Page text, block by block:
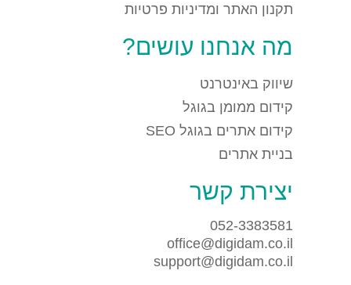
תקנון האתר ומדיניות פרטיות
מה אנחנו עושים?
שיווק באינטרנט
קידום ממומן בגוגל
קידום אתרים בגוגל SEO
בניית אתרים
יצירת קשר
052-3383581
office@digidam.co.il
support@digidam.co.il